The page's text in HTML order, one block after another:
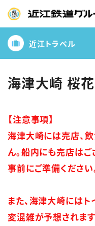
鉄道
バス
観光・イベント
ニュースリリース
近江トラベル
海津大崎 桜
【注意事項】
海津大崎には売店、
ん。船内にも売店はご
事前にご準備ください
また、海津大崎には
変混雑が予想されます